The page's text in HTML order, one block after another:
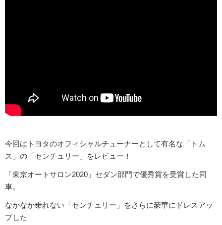
今回はトヨタのオフィシャルチューナーとして有名な「トム
ス」の「センチュリー」をレビュー！
「東京オートサロン2020」セダン部門で優秀賞を受賞した同
車。
なかなか乗れない「センチュリー」をさらに豪華にドレスアッ
プした